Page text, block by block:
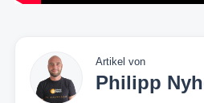
Artikel von
Philipp